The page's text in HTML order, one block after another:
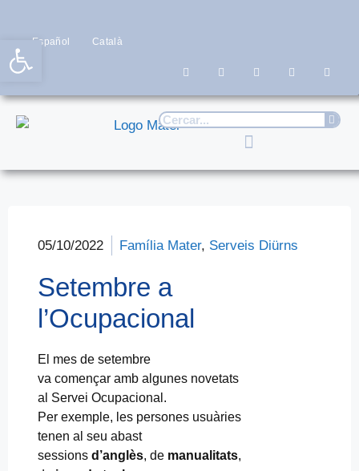
Español Català
05/10/2022 Família Mater, Serveis Diürns
Setembre a
l’Ocupacional
El mes de setembre
va començar amb algunes novetats
al Servei Ocupacional.
Per exemple, les persones usuàries
tenen al seu abast
sessions d’anglès, de manualitats,
Obre la barra d'eines